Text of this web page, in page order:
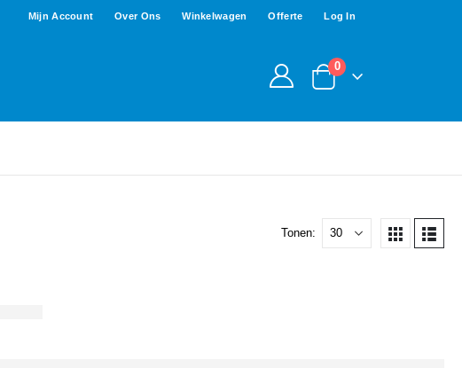
Mijn Account Over Ons Winkelwagen Offerte Log In
0
Tonen: